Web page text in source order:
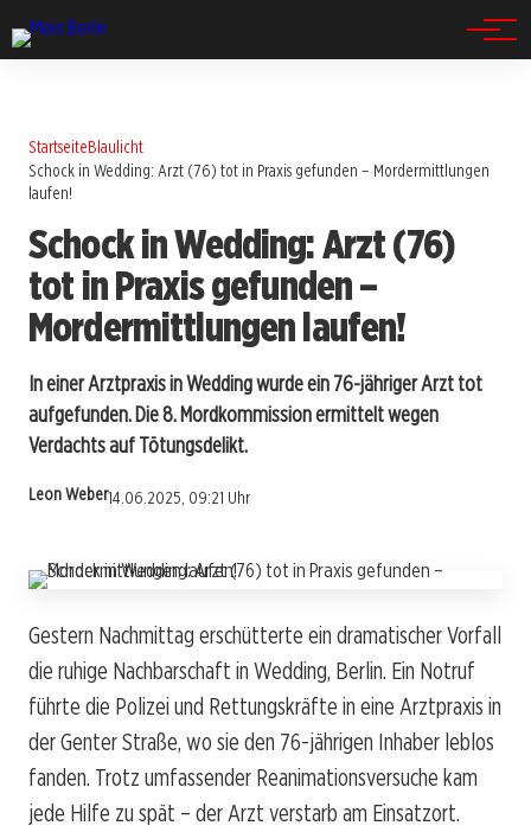
StartseiteBlaulicht
Schock in Wedding: Arzt (76) tot in Praxis gefunden – Mordermittlungen
laufen!
Schock in Wedding: Arzt (76)
tot in Praxis gefunden –
Mordermittlungen laufen!
In einer Arztpraxis in Wedding wurde ein 76-jähriger Arzt tot
aufgefunden. Die 8. Mordkommission ermittelt wegen
Verdachts auf Tötungsdelikt.
Leon Weber14.06.2025, 09:21 Uhr
Gestern Nachmittag erschütterte ein dramatischer Vorfall
die ruhige Nachbarschaft in Wedding, Berlin. Ein Notruf
führte die Polizei und Rettungskräfte in eine Arztpraxis in
der Genter Straße, wo sie den 76-jährigen Inhaber leblos
fanden. Trotz umfassender Reanimationsversuche kam
jede Hilfe zu spät – der Arzt verstarb am Einsatzort.